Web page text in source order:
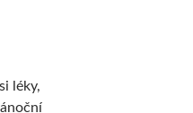
léky,